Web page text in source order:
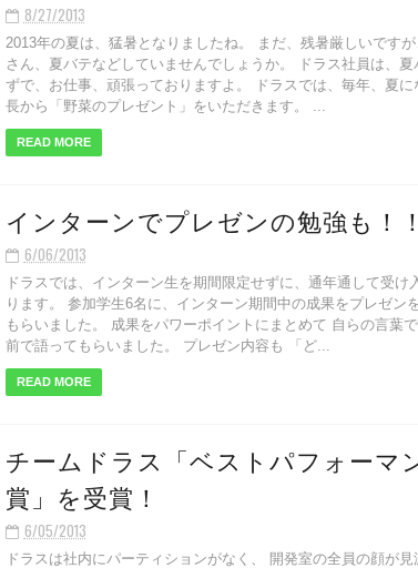
8/27/2013
2013年の夏は、猛暑となりましたね。 まだ、残暑厳しいです
さん、夏バテなどしていませんでしょうか。 ドラス社員は、夏
ずで、お仕事、頑張っておりますよ。 ドラスでは、毎年、夏に
長から「野菜のプレゼント」をいただきます。 ...
READ MORE
インターンでプレゼンの勉強も！！
6/06/2013
ドラスでは、インターン生を期間限定せずに、通年通して受け
ります。 参加学生6名に、インターン期間中の成果をプレゼン
もらいました。 成果をパワーポイントにまとめて 自らの言葉
前で語ってもらいました。 プレゼン内容も 「ど...
READ MORE
チームドラス「ベストパフォーマ
賞」を受賞！
6/05/2013
ドラスは社内にパーティションがなく、 開発室の全員の顔が見